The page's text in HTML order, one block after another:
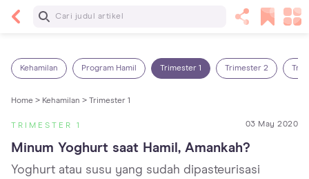
Baca Selanjutnya
Kehamilan Program Hamil Trimester 1 Trimester 2
Home > Kehamilan > Trimester 1
TRIMESTER 1 03 May 2020
Minum Yoghurt saat Hamil, Amankah?
Yoghurt atau susu yang sudah dipasteurisasi